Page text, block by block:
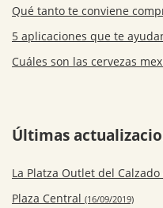
Qué tanto te conviene
5 aplicaciones que te
Cuáles son las cervezas
Últimas
La Platza Outlet del Calzado
Plaza Central (16/09/2019)